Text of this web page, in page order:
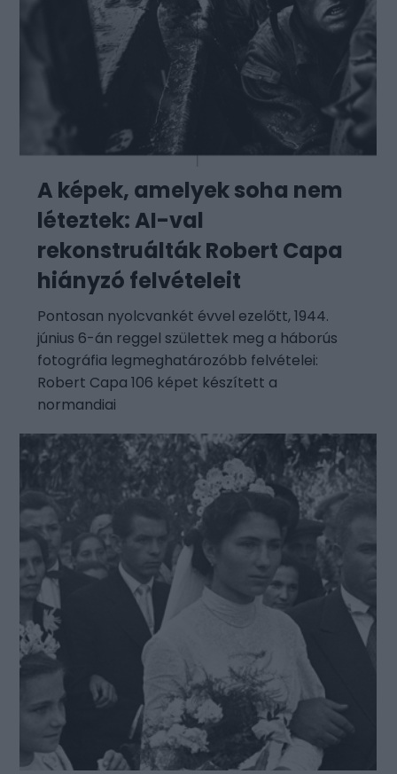
A képek, amelyek soha nem
léteztek: AI-val
rekonstruálták Robert Capa
hiányzó felvételeit
Pontosan nyolcvankét évvel ezelőtt, 1944.
június 6-án reggel születtek meg a háborús
fotográfia legmeghatározóbb felvételei:
Robert Capa 106 képet készített a
normandiai